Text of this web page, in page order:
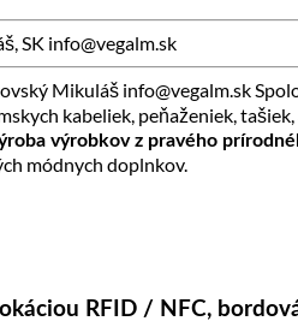
SK info@vegalm.sk
Mikuláš info@vegalm.sk
kabeliek, peňaženiek,
výrobkov z pravého
módnych doplnkov.
RFID / NFC,